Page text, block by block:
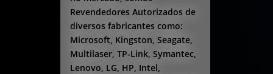
Revendedores Autorizados de
diversos fabricantes como:
Microsoft, Kingston, Seagate,
Multilaser, TP-Link, Symantec,
Lenovo, LG, HP, Intel,